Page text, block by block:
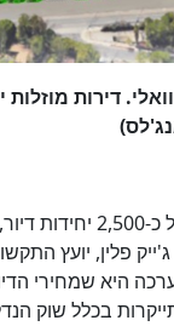
דירות
עד כה אושרו בנייתן של
פלין, יועץ
היא שמחירי
בכלל שוק